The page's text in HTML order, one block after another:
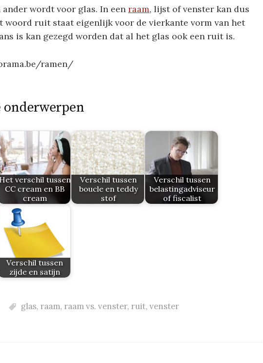
wordt voor glas. In een raam, lijst of venster kan dus
woord ruit staat eigenlijk voor de vierkante vorm van het
is kan gezegd worden dat al het glas ook een ruit is.
ramen/
onderwerpen
Het verschil tussen
CC cream en BB
cream
Verschil tussen
boucle en teddy
stof
Verschil tussen
belastingadviseur
of fiscalist
Verschil tussen
zijde en satijn
glas, raam, raam vs. venster, ruit, venster